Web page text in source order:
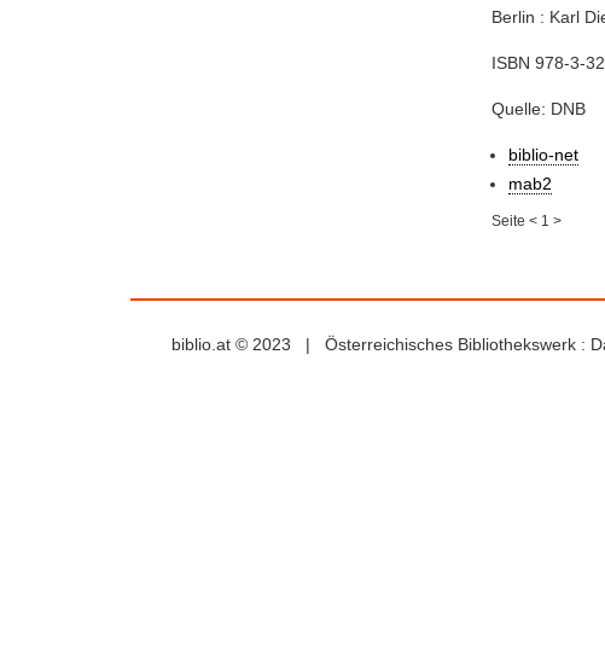
Berlin : Karl
ISBN 978-3-
Quelle: DNB
biblio-net
mab2
Seite< 1 >
biblio.at © 2023 | Österreichisches Bibliothekswerk :